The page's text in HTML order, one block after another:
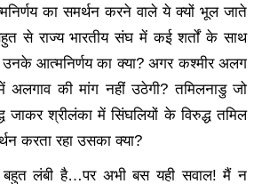
का समर्थन करने वाले ये क्यों भूल जाते
से राज्य भारतीय संघ में कई शर्तों के साथ
आत्मनिर्णय का क्या? अगर कश्मीर अलग
में अलगाव की मांग नहीं उठेगी? तमिलनाडु जो
श्रीलंका में सिंघलियों के विरुद्ध तमिल
करता रहा उसका क्या?
बहुत लंबी है…पर अभी बस यही सवाल! मैं न